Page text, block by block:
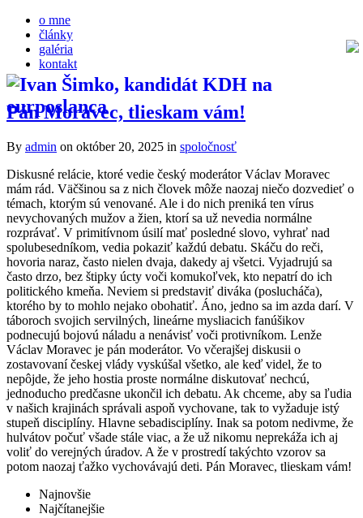
o mne
články
galéria
kontakt
Pán Moravec, tlieskam vám!
By admin on október 20, 2025 in spoločnosť
Diskusné relácie, ktoré vedie český moderátor Václav Moravec
mám rád. Väčšinou sa z nich človek môže naozaj niečo dozvedieť o
témach, ktorým sú venované. Ale i do nich preniká ten vírus
nevychovaných mužov a žien, ktorí sa už nevedia normálne
rozprávať. V primitívnom úsilí mať posledné slovo, vyhrať nad
spolubesedníkom, vedia pokaziť každú debatu. Skáču do reči,
hovoria naraz, často nielen dvaja, dakedy aj všetci. Vyjadrujú sa
často drzo, bez štipky úcty voči komukoľvek, kto nepatrí do ich
politického kmeňa. Neviem si predstaviť diváka (poslucháča),
ktorého by to mohlo nejako obohatiť. Áno, jedno sa im azda darí. V
táboroch svojich servilných, lineárne mysliacich fanúšikov
podnecujú bojovú náladu a nenávisť voči protivníkom. Lenže
Václav Moravec je pán moderátor. Vo včerajšej diskusii o
zostavovaní českej vlády vyskúšal všetko, ale keď videl, že to
nepôjde, že jeho hostia proste normálne diskutovať nechcú,
jednoducho predčasne ukončil ich debatu. Ak chceme, aby sa ľudia
v našich krajinách správali aspoň vychovane, tak to vyžaduje istý
stupeň disciplíny. Hlavne sebadisciplíny. Inak sa potom nedivme, že
hulvátov počuť všade stále viac, a že už nikomu neprekáža ich aj
voliť do verejných úradov. A že v prostredí takýchto vzorov sa
potom naozaj ťažko vychovávajú deti. Pán Moravec, tlieskam vám!
Najnovšie
Najčítanejšie